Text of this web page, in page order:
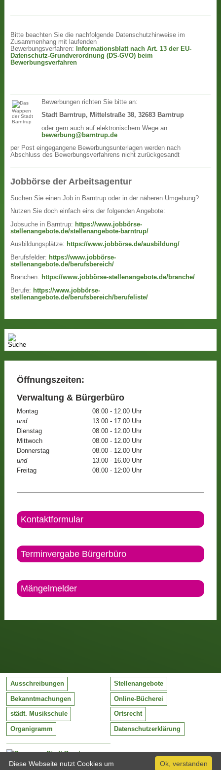
Bitte beachten Sie die nachfolgende Datenschutzhinweise im
Zusammenhang mit laufenden
Bewerbungsverfahren:
Informationsblatt nach Art. 13 der EU-
Datenschutz-Grundverordnung (DS-GVO) beim
Bewerbungsverfahren
Bewerbungen richten Sie bitte an:
Stadt Barntrup, Mittelstraße 38, 32683 Barntrup
oder gern auch auf elektronischem Wege an
bewerbung@barntrup.de
per Post eingegangene Bewerbungsunterlagen werden nach
Abschluss des Bewerbungsverfahrens nicht zurückgesandt
Jobbörse der Arbeitsagentur
Suchen Sie einen Job in Barntrup oder in der näheren Umgebung?
Nutzen Sie doch einfach eins der folgenden Angebote:
Jobsuche in Barntrup: https://www.jobbörse-
stellenangebote.de/stellenangebote-barntrup/
Ausbildungsplätze: https://www.jobbörse.de/ausbildung/
Berufsfelder: https://www.jobbörse-
stellenangebote.de/berufsbereich/
Branchen: https://www.jobbörse-stellenangebote.de/branche/
Berufe: https://www.jobbörse-
stellenangebote.de/berufsbereich/berufeliste/
Öffnungszeiten:
Verwaltung & Bürgerbüro
Montag
08.00 - 12.00 Uhr
und
13.00 - 17.00 Uhr
Dienstag
08.00 - 12.00 Uhr
Mittwoch
08.00 - 12.00 Uhr
Donnerstag
08.00 - 12.00 Uhr
und
13.00 - 16.00 Uhr
Freitag
08.00 - 12:00 Uhr
Kontaktformular
Terminvergabe Bürgerbüro
Mängelmelder
Stadt Barntrup
Mittelstraße 38
Ausschreibungen Stellenangebote
Bekanntmachungen Online-Bücherei
städt. Musikschule Ortsrecht
Organigramm Datenschutzerklärung
Ok, verstanden
Diese Webseite nutzt Cookies um